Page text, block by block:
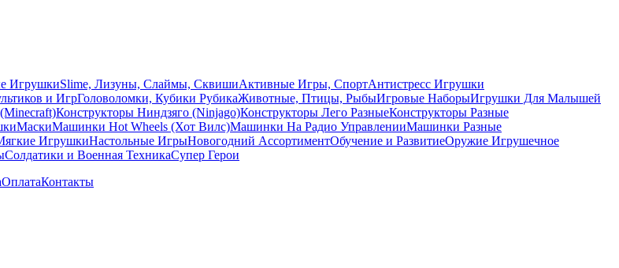
ИгрушкиSlime, Лизуны, Слаймы, СквишиАктивные Игры, СпортАнтистресс Игрушки
и ИгрГоловоломки, Кубики РубикаЖивотные, Птицы, РыбыИгровые НаборыИгрушки Для Малышей
Конструкторы Ниндзяго (Ninjago)Конструкторы Лего РазныеКонструкторы Разные
МаскиМашинки Hot Wheels (Хот Вилс)Машинки На Радио УправленииМашинки Разные
ИгрушкиНастольные ИгрыНовогодний АссортиментОбучение и РазвитиеОружие Игрушечное
Солдатики и Военная ТехникаСупер Герои
ОплатаКонтакты